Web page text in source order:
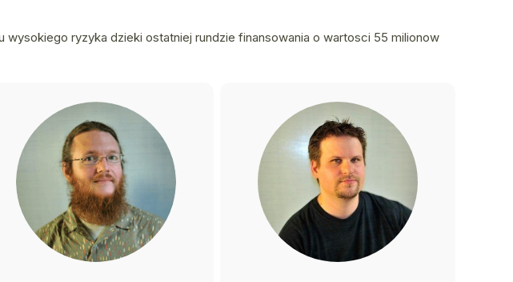
ryzyka dzieki ostatniej rundzie finansowania o wartosci 55 milionow